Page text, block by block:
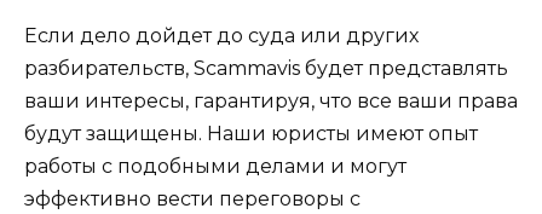
Если дело дойдет до суда или других
разбирательств, Scammavis будет представлять
ваши интересы, гарантируя, что все ваши права
будут защищены. Наши юристы имеют опыт
работы с подобными делами и могут
эффективно вести переговоры с